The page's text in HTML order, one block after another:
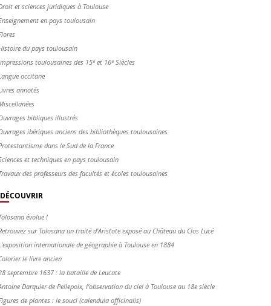
et sciences juridiques à Toulouse
en pays toulousain
du pays toulousain
toulousaines des 15ᵉ et 16ᵉ Siècles
occitane
annotés
bibliques illustrés
ibériques anciens des bibliothèques toulousaines
dans le Sud de la France
et techniques en pays toulousain
des professeurs des facultés et écoles toulousaines
DÉCOUVRIR
évolue !
sur Tolosana un traité d'Aristote exposé au Château du Clos Lucé
internationale de géographie à Toulouse en 1884
le livre ancien
septembre 1637 : la bataille de Leucate
Darquier de Pellepoix, l’observation du ciel à Toulouse au 18e siècle
de plantes : le souci (calendula officinalis)